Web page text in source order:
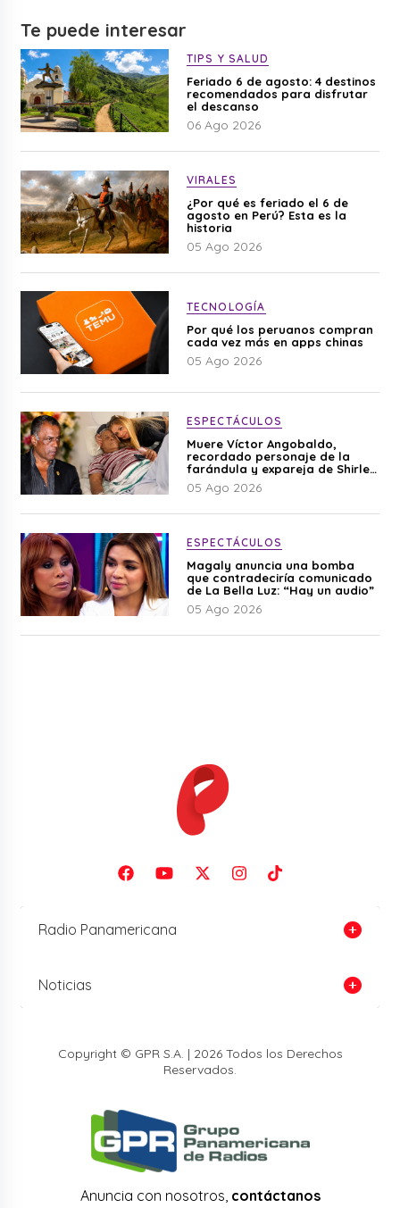
Te puede interesar
TIPS Y SALUD
Feriado 6 de agosto: 4 destinos
recomendados para disfrutar
el descanso
06 Ago 2026
VIRALES
¿Por qué es feriado el 6 de
agosto en Perú? Esta es la
historia
05 Ago 2026
TECNOLOGÍA
Por qué los peruanos compran
cada vez más en apps chinas
05 Ago 2026
ESPECTÁCULOS
Muere Víctor Angobaldo,
recordado personaje de la
farándula y expareja de Shirley
Cherres
05 Ago 2026
ESPECTÁCULOS
Magaly anuncia una bomba
que contradeciría comunicado
de La Bella Luz: “Hay un audio”
05 Ago 2026
Radio Panamericana
Noticias
Copyright © GPR S.A. | 2026 Todos los Derechos
Reservados.
Anuncia con nosotros, contáctanos